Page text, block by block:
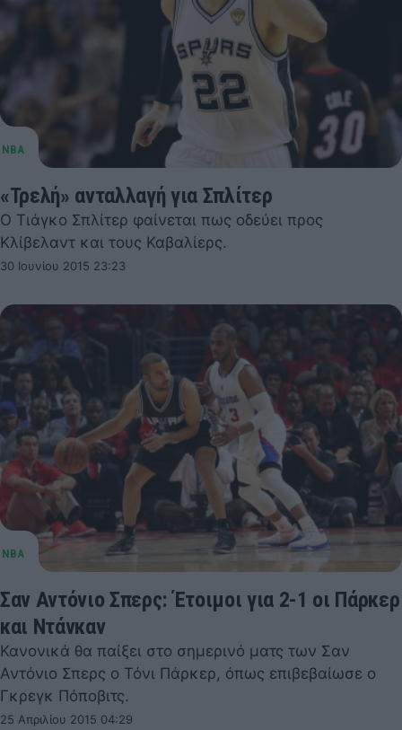
«Τρελή» ανταλλαγή για Σπλίτερ
Ο Τιάγκο Σπλίτερ φαίνεται πως οδεύει προς
Κλίβελαντ και τους Καβαλίερς.
30 Ιουνίου 2015 23:23
Σαν Αντόνιο Σπερς: Έτοιμοι για 2-1 οι Πάρκερ
και Ντάνκαν
Κανονικά θα παίξει στο σημερινό ματς των Σαν
Αντόνιο Σπερς ο Τόνι Πάρκερ, όπως επιβεβαίωσε ο
Γκρεγκ Πόποβιτς.
25 Απριλίου 2015 04:29